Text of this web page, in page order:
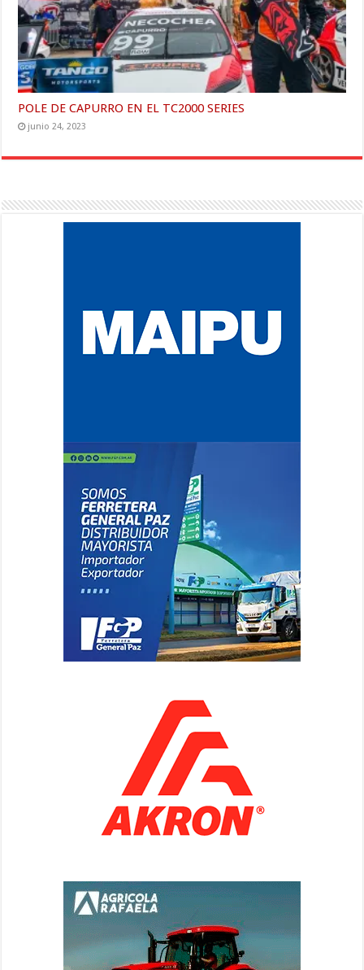
POLE DE CAPURRO EN EL TC2000 SERIES
junio 24, 2023